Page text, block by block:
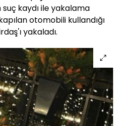
suç kaydı ile yakalama
otomobili kullandığı
yakaladı.